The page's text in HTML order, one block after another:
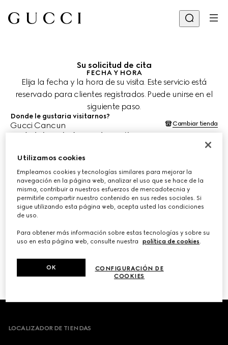
Su solicitud de cita
FECHA Y HORA
Elija la fecha y la hora de su visita. Este servicio está
reservado para clientes registrados. Puede unirse en el
siguiente paso.
Donde le gustaria visitarnos?
Gucci Cancun Cambiar tienda
¿Cuándo le gustaría agendar su cita?
Las fechas y horas se muestran en la hora local de la tienda (EST) y
están sujetas a la confirmación del equipo de asesoría de clientes.
ELIJA EL HORARIO*
/3
Footer
LOCALIZADOR DE TIENDAS
Utilizamos cookies
Empleamos cookies y tecnologías similares para mejorar la
navegación en la página web, analizar el uso que se hace de la
misma, contribuir a nuestros esfuerzos de mercadotecnia y
permitirle compartir nuestro contenido en sus redes sociales. Si
sigue utilizando esta página web, acepta usted las condiciones
de uso.
Para obtener más información sobre estas tecnologías y sobre su
uso en esta página web, consulte nuestra
política de cookies.
CONFIGURACIÓN DE
COOKIES
OK